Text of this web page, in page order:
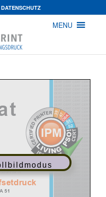
DATENSCHUTZ
MENU